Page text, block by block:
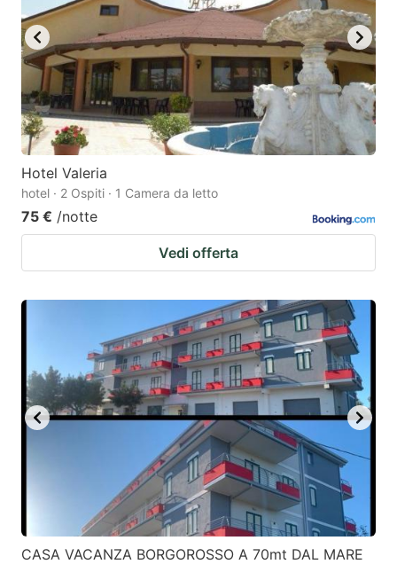
Hotel Valeria
hotel · 2 Ospiti · 1 Camera da letto
75 € /notte
Vedi offerta
CASA VACANZA BORGOROSSO A 70mt DAL MARE